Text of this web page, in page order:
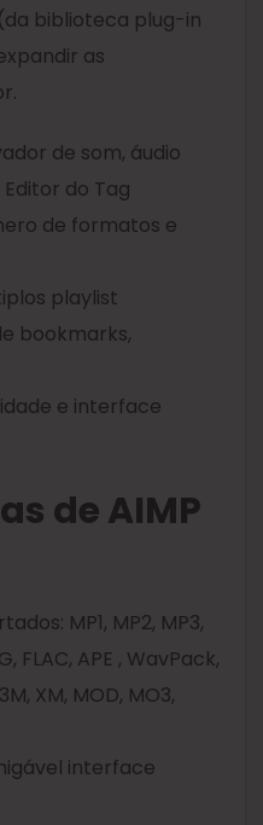
biblioteca plug-in
as
de som, áudio
do Tag
de formatos e
playlist
bookmarks,
e interface
de AIMP
MP1, MP2, MP3,
FLAC, APE , WavPack,
XM, MOD, MO3,
interface